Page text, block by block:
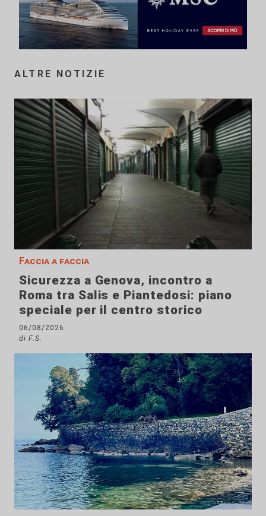
ALTRE NOTIZIE
Faccia a faccia
Sicurezza a Genova, incontro a
Roma tra Salis e Piantedosi: piano
speciale per il centro storico
06/08/2026
di F.S.